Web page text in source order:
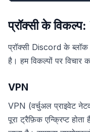
प्रॉक्सी के
प्रॉक्सी Discord के ब्लॉक
है। हम विकल्पों पर
VPN
VPN (वर्चुअल प्राइवेट
पूरा ट्रैफ़िक एन्क्रिप्ट